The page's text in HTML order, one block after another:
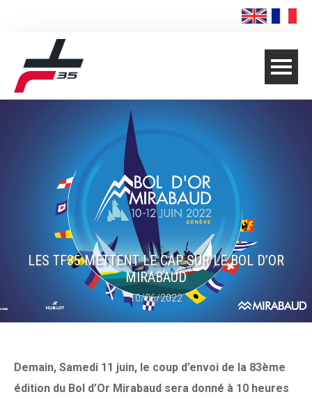
LES TF35 METTENT LE CAP SUR LE BOL D’OR
MIRABAUD
10/06/2022
Demain, Samedi 11 juin, le coup d’envoi de la 83ème
édition du Bol d’Or Mirabaud sera donné à 10 heures